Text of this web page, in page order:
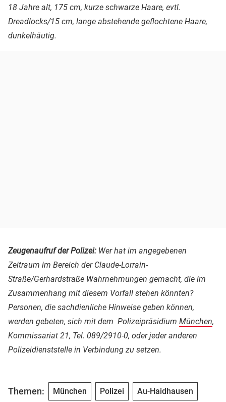
18 Jahre alt, 175 cm, kurze schwarze Haare, evtl.
Dreadlocks/15 cm, lange abstehende geflochtene Haare,
dunkelhäutig.
Zeugenaufruf der Polizei: Wer hat im angegebenen
Zeitraum im Bereich der Claude-Lorrain-
Straße/Gerhardstraße Wahrnehmungen gemacht, die im
Zusammenhang mit diesem Vorfall stehen könnten?
Personen, die sachdienliche Hinweise geben können,
werden gebeten, sich mit dem Polizeipräsidium München,
Kommissariat 21, Tel. 089/2910-0, oder jeder anderen
Polizeidienststelle in Verbindung zu setzen.
Themen: München Polizei Au-Haidhausen